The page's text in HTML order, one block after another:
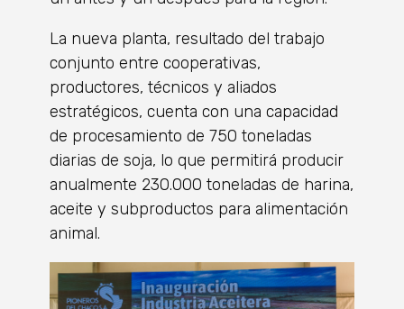
La nueva planta, resultado del trabajo
conjunto entre cooperativas,
productores, técnicos y aliados
estratégicos, cuenta con una capacidad
de procesamiento de 750 toneladas
diarias de soja, lo que permitirá producir
anualmente 230.000 toneladas de harina,
aceite y subproductos para alimentación
animal.